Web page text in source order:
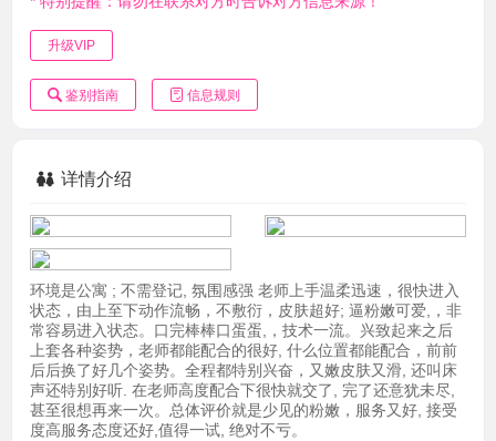
升级VIP
鉴别指南 信息规则
详情介绍
环境是公寓 ; 不需登记, 氛围感强 老师上手温柔迅速，很快进入
状态，由上至下动作流畅，不敷衍，皮肤超好; 逼粉嫩可爱,，非
常容易进入状态。口完棒棒口蛋蛋,，技术一流。兴致起来之后
上套各种姿势，老师都能配合的很好, 什么位置都能配合，前前
后后换了好几个姿势。全程都特别兴奋，又嫩皮肤又滑, 还叫床
声还特别好听. 在老师高度配合下很快就交了, 完了还意犹未尽,
甚至很想再来一次。总体评价就是少见的粉嫩，服务又好, 接受
度高服务态度还好,值得一试, 绝对不亏。